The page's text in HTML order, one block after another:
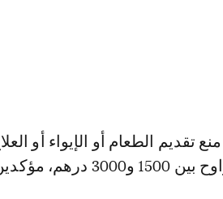
الطعام أو الإيواء أو
المعتمدة تحت طائلة غرامة تتراوح